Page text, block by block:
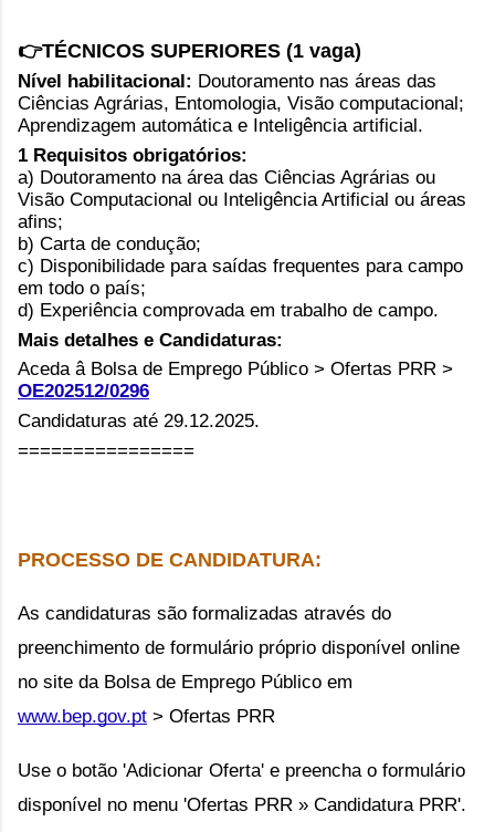
👉TÉCNICOS SUPERIORES (1 vaga)
Nível habilitacional: Doutoramento nas áreas das
Ciências Agrárias, Entomologia, Visão computacional;
Aprendizagem automática e Inteligência artificial.
1 Requisitos obrigatórios:
a) Doutoramento na área das Ciências Agrárias ou
Visão Computacional ou Inteligência Artificial ou áreas
afins;
b) Carta de condução;
c) Disponibilidade para saídas frequentes para campo
em todo o país;
d) Experiência comprovada em trabalho de campo.
Mais detalhes e Candidaturas:
Aceda â Bolsa de Emprego Público > Ofertas PRR >
OE202512/0296
Candidaturas até 29.12.2025.
================
PROCESSO DE CANDIDATURA:
As candidaturas são formalizadas através do
preenchimento de formulário próprio disponível online
www.bep.gov.pt > Ofertas PRR
Use o botão 'Adicionar Oferta' e preencha o formulário
disponível no menu 'Ofertas PRR » Candidatura PRR'.